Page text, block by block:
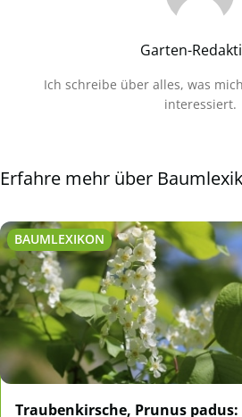
Garten-
Ich schreibe über alles, was
interessiert.
Erfahre mehr über
BAUMLEXIKON
Traubenkirsche, Prunus padus: